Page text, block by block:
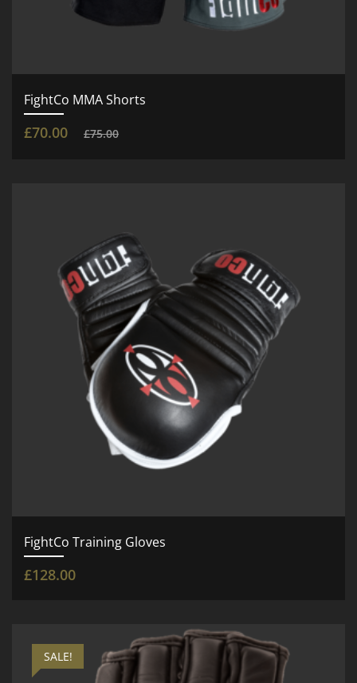
FightCo MMA Shorts
£75.00
£70.00
FightCo Training Gloves
£128.00
SALE!